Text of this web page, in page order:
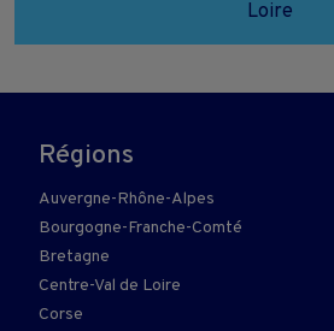
Loire
Régions
Auvergne-Rhône-Alpes
Bourgogne-Franche-Comté
Bretagne
Centre-Val de Loire
Corse